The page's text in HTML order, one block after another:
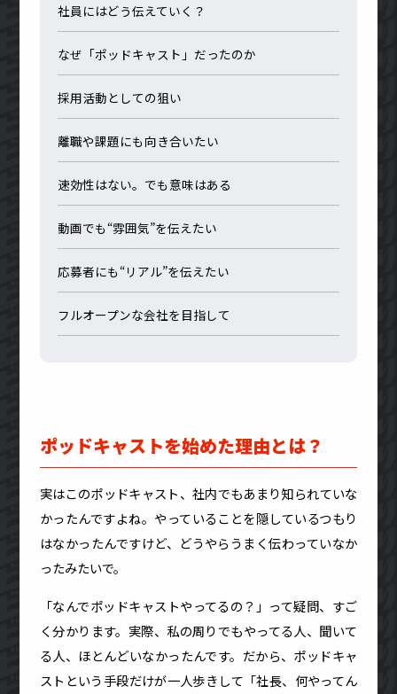
社員にはどう伝えていく？
なぜ「ポッドキャスト」だったのか
採用活動としての狙い
離職や課題にも向き合いたい
速効性はない。でも意味はある
動画でも“雰囲気”を伝えたい
応募者にも“リアル”を伝えたい
フルオープンな会社を目指して
ポッドキャストを始めた理由とは？
実はこのポッドキャスト、社内でもあまり知られていな
かったんですよね。やっていることを隠しているつもり
はなかったんですけど、どうやらうまく伝わっていなか
ったみたいで。
「なんでポッドキャストやってるの？」って疑問、すご
く分かります。実際、私の周りでもやってる人、聞いて
る人、ほとんどいなかったんです。だから、ポッドキャ
ストという手段だけが一人歩きして「社長、何やってん